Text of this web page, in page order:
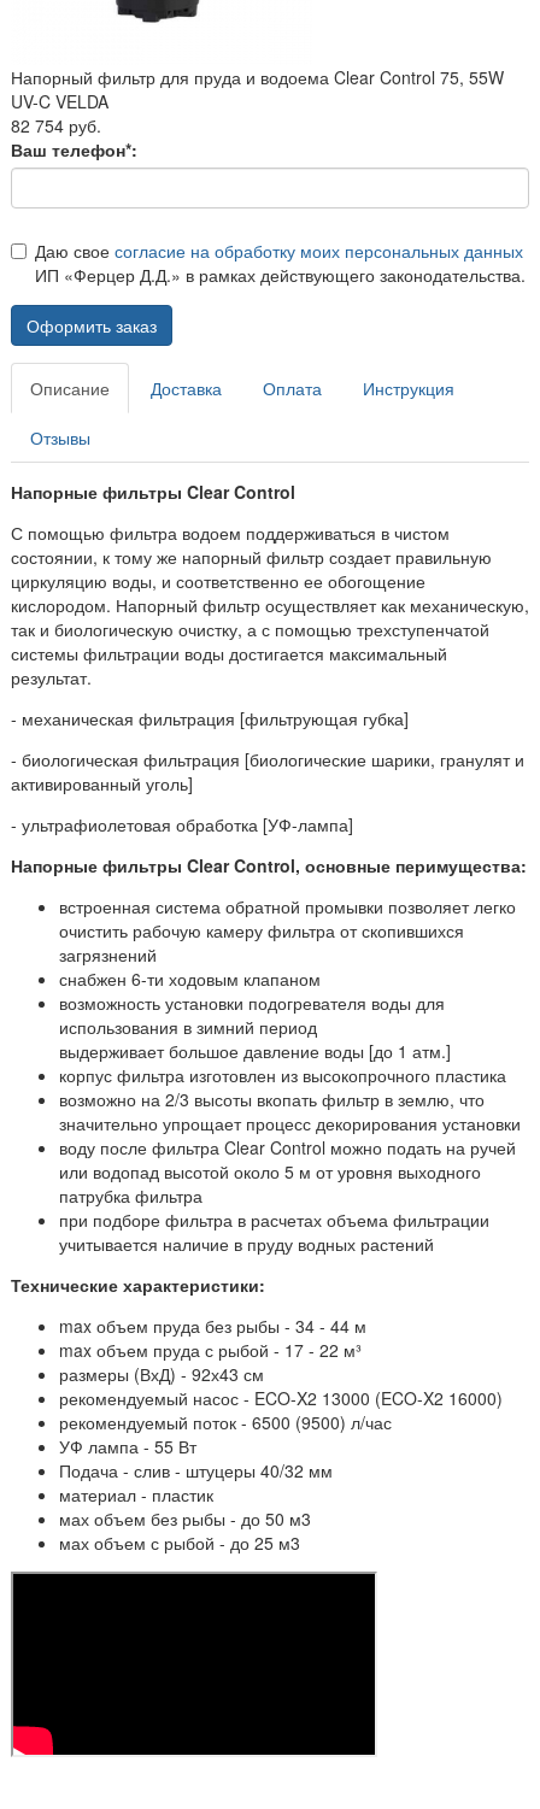
Напорный фильтр для пруда и водоема Clear Control 75, 55W
UV-C VELDA
82 754 руб.
Ваш телефон*:
Даю свое согласие на обработку моих персональных данных
ИП «Ферцер Д.Д.» в рамках действующего законодательства.
Оформить заказ
Описание Доставка Оплата Инструкция
Отзывы
Напорные фильтры Clear Control
С помощью фильтра водоем поддерживаться в чистом
состоянии, к тому же напорный фильтр создает правильную
циркуляцию воды, и соответственно ее обогощение
кислородом. Напорный фильтр осуществляет как механическую,
так и биологическую очистку, а с помощью трехступенчатой
системы фильтрации воды достигается максимальный
результат.
- механическая фильтрация [фильтрующая губка]
- биологическая фильтрация [биологические шарики, гранулят и
активированный уголь]
- ультрафиолетовая обработка [УФ-лампа]
Напорные фильтры Clear Control, основные перимущества:
встроенная система обратной промывки позволяет легко
очистить рабочую камеру фильтра от скопившихся
загрязнений
снабжен 6-ти ходовым клапаном
возможность установки подогревателя воды для
использования в зимний период
выдерживает большое давление воды [до 1 атм.]
корпус фильтра изготовлен из высокопрочного пластика
возможно на 2/3 высоты вкопать фильтр в землю, что
значительно упрощает процесс декорирования установки
воду после фильтра Clear Control можно подать на ручей
или водопад высотой около 5 м от уровня выходного
патрубка фильтра
при подборе фильтра в расчетах объема фильтрации
учитывается наличие в пруду водных растений
Технические характеристики:
max объем пруда без рыбы - 34 - 44 м
max объем пруда с рыбой - 17 - 22 м³
размеры (ВхД) - 92х43 см
рекомендуемый насос - ECO-X2 13000 (ECO-X2 16000)
рекомендуемый поток - 6500 (9500) л/час
УФ лампа - 55 Вт
Подача - слив - штуцеры 40/32 мм
материал - пластик
мах объем без рыбы - до 50 м3
мах объем с рыбой - до 25 м3